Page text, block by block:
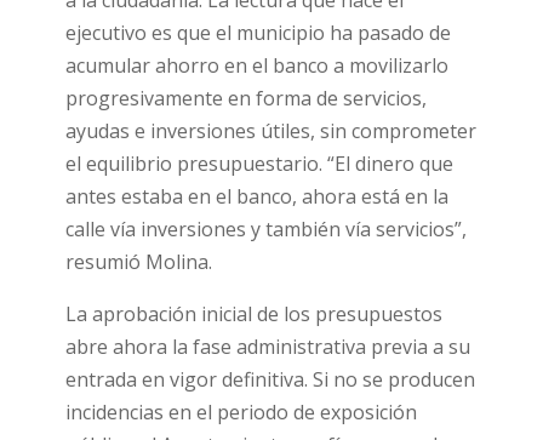
ejecutivo es que el municipio ha pasado de
acumular ahorro en el banco a movilizarlo
progresivamente en forma de servicios,
ayudas e inversiones útiles, sin comprometer
el equilibrio presupuestario. “El dinero que
antes estaba en el banco, ahora está en la
calle vía inversiones y también vía servicios”,
resumió Molina.
La aprobación inicial de los presupuestos
abre ahora la fase administrativa previa a su
entrada en vigor definitiva. Si no se producen
incidencias en el periodo de exposición